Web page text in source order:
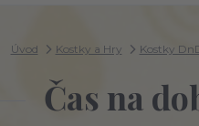
Úvod Kostky a Hry Kostky
Čas na